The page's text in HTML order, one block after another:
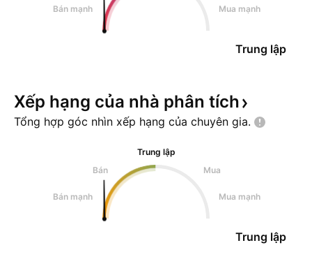
Bán mạnh Mua mạnh
Trung lập
Xếp hạng của nhà phân tích
Tổng hợp góc nhìn xếp hạng của chuyên gia.
Trung lập
Bán
Mua
Bán mạnh Mua mạnh
Trung lập